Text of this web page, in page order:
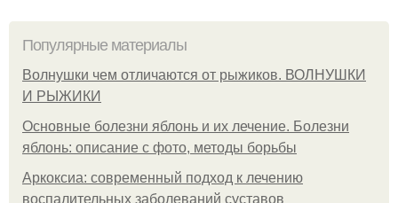
Популярные материалы
Волнушки чем отличаются от рыжиков. ВОЛНУШКИ
И РЫЖИКИ
Основные болезни яблонь и их лечение. Болезни
яблонь: описание с фото, методы борьбы
Аркоксиа: современный подход к лечению
воспалительных заболеваний суставов